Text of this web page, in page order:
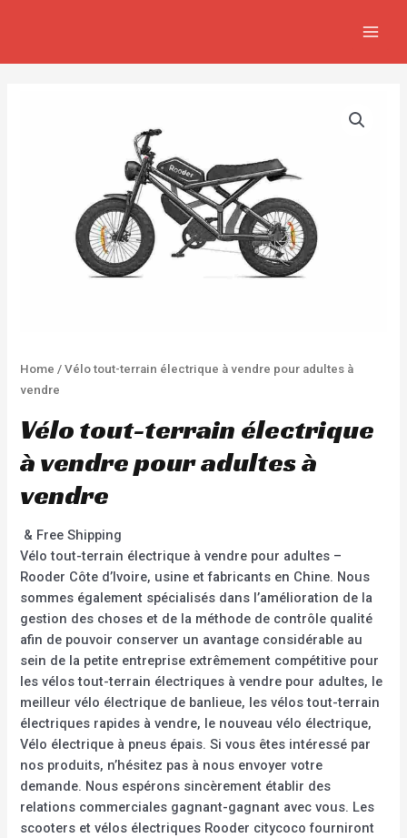
Home / Vélo tout-terrain électrique à vendre pour adultes à
vendre
Vélo tout-terrain électrique
à vendre pour adultes à
vendre
& Free Shipping
Vélo tout-terrain électrique à vendre pour adultes –
Rooder Côte d’Ivoire, usine et fabricants en Chine. Nous
sommes également spécialisés dans l’amélioration de la
gestion des choses et de la méthode de contrôle qualité
afin de pouvoir conserver un avantage considérable au
sein de la petite entreprise extrêmement compétitive pour
les vélos tout-terrain électriques à vendre pour adultes, le
meilleur vélo électrique de banlieue, les vélos tout-terrain
électriques rapides à vendre, le nouveau vélo électrique,
Vélo électrique à pneus épais. Si vous êtes intéressé par
nos produits, n’hésitez pas à nous envoyer votre
demande. Nous espérons sincèrement établir des
relations commerciales gagnant-gagnant avec vous. Les
scooters et vélos électriques Rooder citycoco fourniront